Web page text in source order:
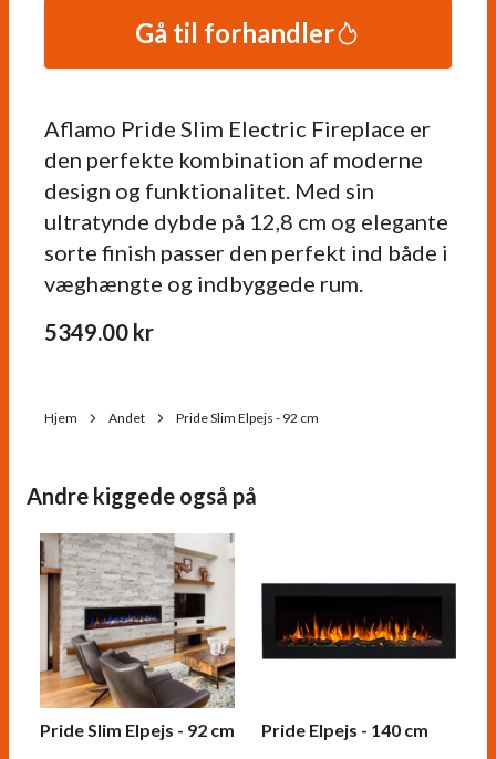
Aflamo Pride Slim Electric Fireplace er
den perfekte kombination af moderne
design og funktionalitet. Med sin
ultratynde dybde på 12,8 cm og elegante
sorte finish passer den perfekt ind både i
væghængte og indbyggede rum.
5349.00 kr
Gå til forhandler
Hjem Andet Pride Slim Elpejs - 92 cm
Andre kiggede også på
Pride Slim Elpejs - 92 cm Pride Elpejs - 140 cm